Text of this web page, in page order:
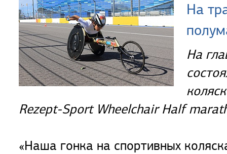
На
На
Rezept-Sport Wheelchair Half
«Наша гонка на спортивных